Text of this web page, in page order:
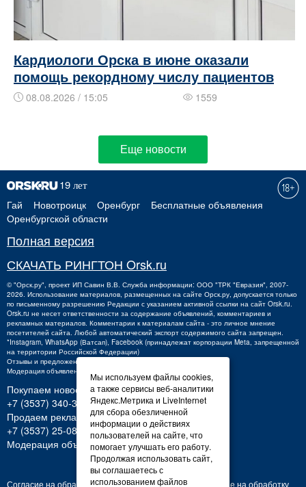
Кардиологи Орска в июне оказали
помощь рекордному числу пациентов
08.08.2026 / 15:05 1559
Еще новости
Гай Новотроицк Оренбург
Бесплатные объявления
Оренбургской области
Полная версия
СКАЧАТЬ РИНГТОН Orsk.ru
©"Орск.ру", проект ИП Савин В.В. Служба информации: ООО "ТРК "Евразия", 2007-
2026. Использование материалов, размещенных на сайте Орск.ру, допускается только
по письменному разрешению Редакции с указанием активной ссылки на сайт Orsk.ru.
Orsk.ru не несет ответственности за содержание объявлений, комментариев и
рекламных материалов. Комментарии к материалам сайта - это личное мнение
посетителей сайта. Любой автоматический экспорт содержимого сайта запрещен.
*Instagram, WhatsApp (Ватсап), Facebook (принадлежат корпорации Meta, запрещенной
на территории Российской Федерации)
Отзывы и предложения о работе портала:
Модерация объявлений +7 (3537) 32-71-28
Покупаем новости:
+7 (3537) 340-300,340300@orsk.ru
Продаем рекламу:
+7 (3537) 25-08-07;250807@orsk.ru
Модерация объявлений: +7 (3537) 32-71-28
Согласие на обработку персональных данных Согласие на обработку
Мы используем файлы cookies,
а также сервисы веб-аналитики
Яндекс.Метрика и LiveInternet
для сбора обезличенной
информации о действиях
пользователей на сайте, что
помогает улучшать его работу.
Продолжая использовать сайт,
вы соглашаетесь с
использованием файлов